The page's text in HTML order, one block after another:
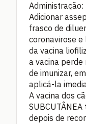
Administração:
Adicionar
frasco de
coronavirose
da vacina
a vacina perde
de imunizar,
aplicá-la
A vacina dos
depois de